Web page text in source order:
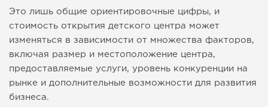
Это лишь общие ориентировочные цифры, и
стоимость открытия детского центра может
изменяться в зависимости от множества факторов,
включая размер и местоположение центра,
предоставляемые услуги, уровень конкуренции на
рынке и дополнительные возможности для развития
бизнеса.